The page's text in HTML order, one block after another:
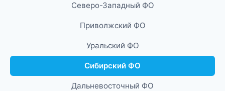
Северо-Западный ФО
Приволжский ФО
Уральский ФО
Сибирский ФО
Дальневосточный ФО